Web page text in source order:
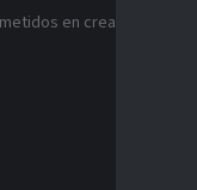
en crear ligas